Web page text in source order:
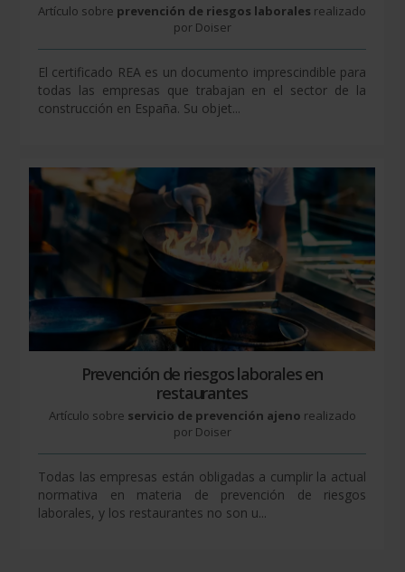
Artículo sobre prevención de riesgos laborales realizado
por Doiser
El certificado REA es un documento imprescindible para
todas las empresas que trabajan en el sector de la
construcción en España. Su objet...
Prevención de riesgos laborales en
restaurantes
Artículo sobre servicio de prevención ajeno realizado
por Doiser
Todas las empresas están obligadas a cumplir la actual
normativa en materia de prevención de riesgos
laborales, y los restaurantes no son u...